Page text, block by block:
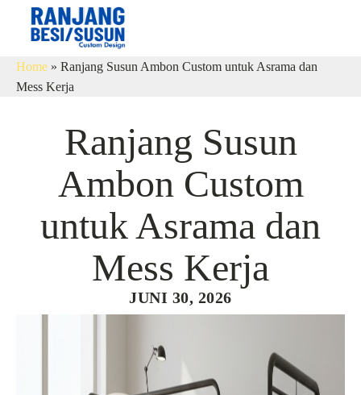
Home » Ranjang Susun Ambon Custom untuk Asrama dan
Mess Kerja
Ranjang Susun
Ambon Custom
untuk Asrama dan
Mess Kerja
JUNI 30, 2026